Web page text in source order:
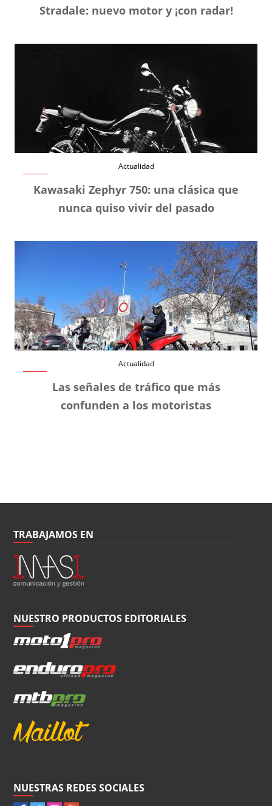
Stradale: nuevo motor y ¡con radar!
Actualidad
Kawasaki Zephyr 750: una clásica que
nunca quiso vivir del pasado
Actualidad
Las señales de tráfico que más
confunden a los motoristas
TRABAJAMOS EN
NUESTRO PRODUCTOS EDITORIALES
NUESTRAS REDES SOCIALES